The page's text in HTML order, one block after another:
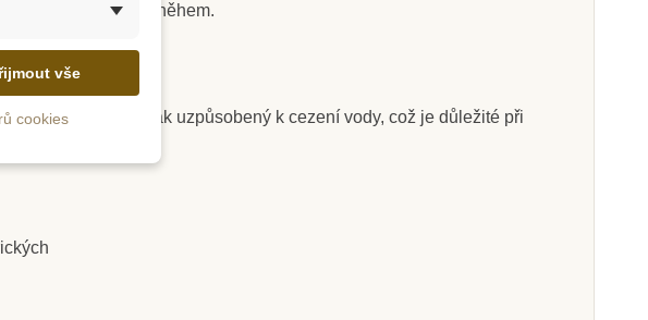
400 Kč 444 Kč
schovanou pod sněhem.
Má ohnutý zobák uzpůsobený k cezení vody, což je důležité při
vše
cookies